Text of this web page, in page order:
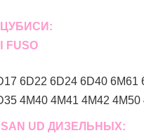
6D22 6D24 6D40
4M40 4M41 4M42
UD ДИЗЕЛЬНЫХ: